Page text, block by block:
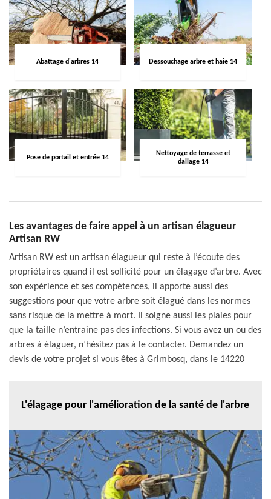
Abattage d'arbres 14 Dessouchage arbre et haie 14
Pose de portail et entrée 14
Nettoyage de terrasse et
dallage 14
Les avantages de faire appel à un artisan élagueur
Artisan RW
Artisan RW est un artisan élagueur qui reste à l’écoute des
propriétaires quand il est sollicité pour un élagage d’arbre. Avec
son expérience et ses compétences, il apporte aussi des
suggestions pour que votre arbre soit élagué dans les normes
sans risque de la mettre à mort. Il soigne aussi les plaies pour
que la taille n’entraine pas des infections. Si vous avez un ou des
arbres à élaguer, n’hésitez pas à le contacter. Demandez un
devis de votre projet si vous êtes à Grimbosq, dans le 14220
L'élagage pour l'amélioration de la santé de l'arbre